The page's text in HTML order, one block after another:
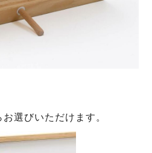
選びいただけます。